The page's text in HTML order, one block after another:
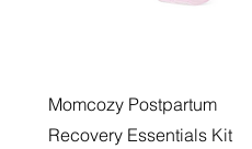
Vista rápida
Momcozy Postpartum
Recovery Essentials Kit